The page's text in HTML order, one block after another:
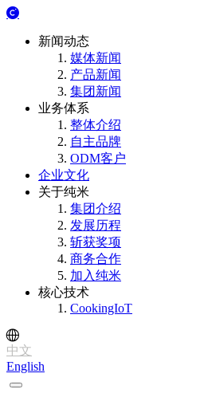
新闻动态
媒体新闻
产品新闻
集团新闻
业务体系
整体介绍
自主品牌
ODM客户
企业文化
关于纯米
集团介绍
发展历程
斩获奖项
商务合作
加入纯米
核心技术
CookingIoT
中文
English